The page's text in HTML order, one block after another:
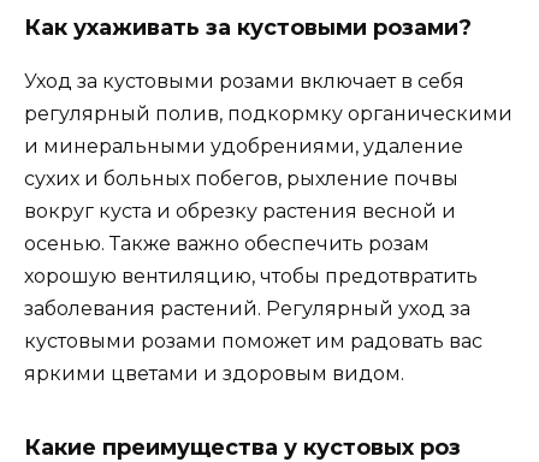
Как ухаживать за кустовыми розами?
Уход за кустовыми розами включает в себя
регулярный полив, подкормку органическими
и минеральными удобрениями, удаление
сухих и больных побегов, рыхление почвы
вокруг куста и обрезку растения весной и
осенью. Также важно обеспечить розам
хорошую вентиляцию, чтобы предотвратить
заболевания растений. Регулярный уход за
кустовыми розами поможет им радовать вас
яркими цветами и здоровым видом.
Какие преимущества у кустовых роз